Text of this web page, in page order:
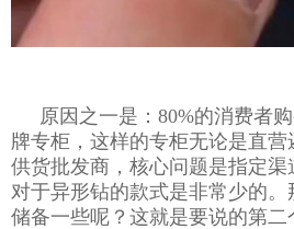
原因之一是：80%的消费者
牌专柜，这样的专柜无论是直
供货批发商，核心问题是指定
对于异形钻的款式是非常少的
储备一些呢？这就是要说的第